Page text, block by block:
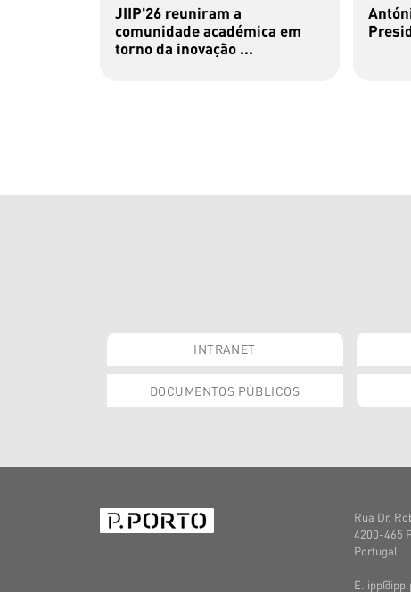
JIIP'26 reuniram a
comunidade académica em
torno da inovação ...
INTRANET
DOCUMENTOS PÚBLICOS
Rua Dr.
4200-465
Portugal
E.